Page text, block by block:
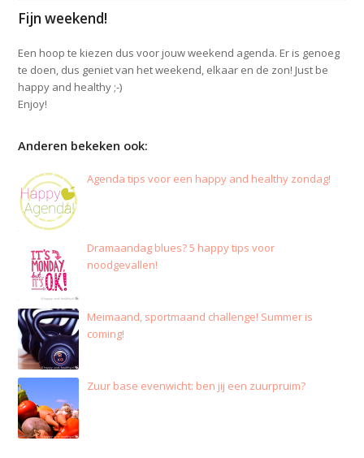
Fijn weekend!
Een hoop te kiezen dus voor jouw weekend agenda. Er is genoeg
te doen, dus geniet van het weekend, elkaar en de zon! Just be
happy and healthy ;-)
Enjoy!
Anderen bekeken ook:
Agenda tips voor een happy and healthy zondag!
Dramaandag blues? 5 happy tips voor
noodgevallen!
Meimaand, sportmaand challenge! Summer is
coming!
Zuur base evenwicht: ben jij een zuurpruim?